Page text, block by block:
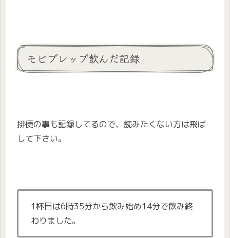
モビプレップ飲んだ記録
排便の事も記録してるので、読みたくない方は飛ば
して下さい。
1杯目は6時35分から飲み始め14分で飲み終
わりました。